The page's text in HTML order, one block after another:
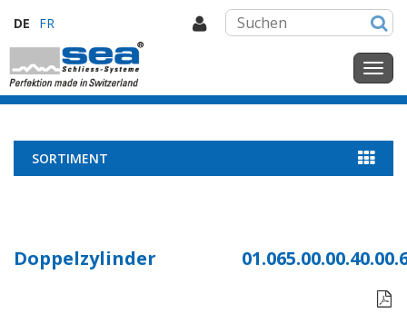
DE FR
SORTIMENT
Doppelzylinder
